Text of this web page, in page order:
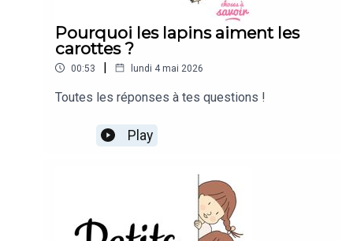
Pourquoi les lapins aiment les
carottes ?
00:53 | lundi 4 mai 2026
Toutes les réponses à tes questions !
Play